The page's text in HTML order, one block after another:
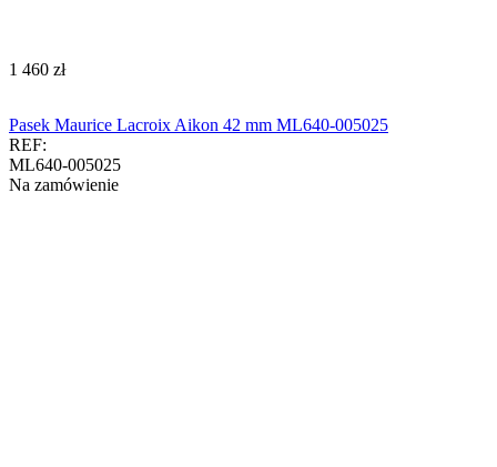
‍1 460‍ zł
Pasek Maurice Lacroix Aikon 42 mm ML640-005025
REF:
ML640-005025
Na zamówienie